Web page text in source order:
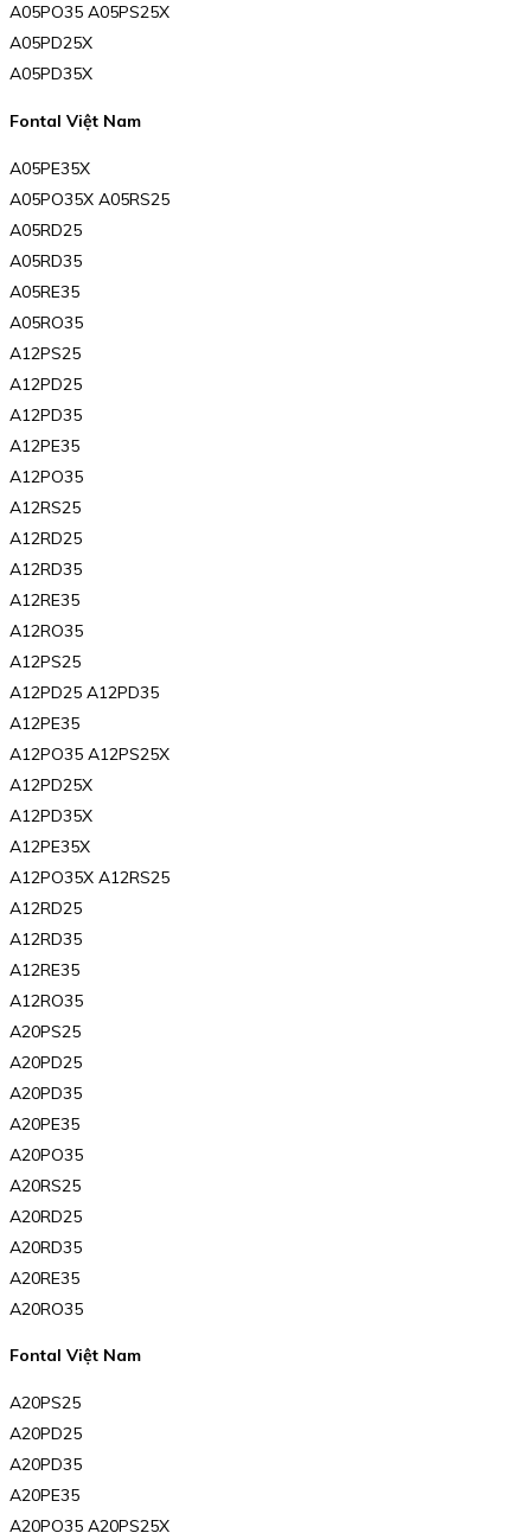
A05PO35 A05PS25X
A05PD25X
A05PD35X
Fontal Việt Nam
A05PE35X
A05PO35X A05RS25
A05RD25
A05RD35
A05RE35
A05RO35
A12PS25
A12PD25
A12PD35
A12PE35
A12PO35
A12RS25
A12RD25
A12RD35
A12RE35
A12RO35
A12PS25
A12PD25 A12PD35
A12PE35
A12PO35 A12PS25X
A12PD25X
A12PD35X
A12PE35X
A12PO35X A12RS25
A12RD25
A12RD35
A12RE35
A12RO35
A20PS25
A20PD25
A20PD35
A20PE35
A20PO35
A20RS25
A20RD25
A20RD35
A20RE35
A20RO35
Fontal Việt Nam
A20PS25
A20PD25
A20PD35
A20PE35
A20PO35 A20PS25X